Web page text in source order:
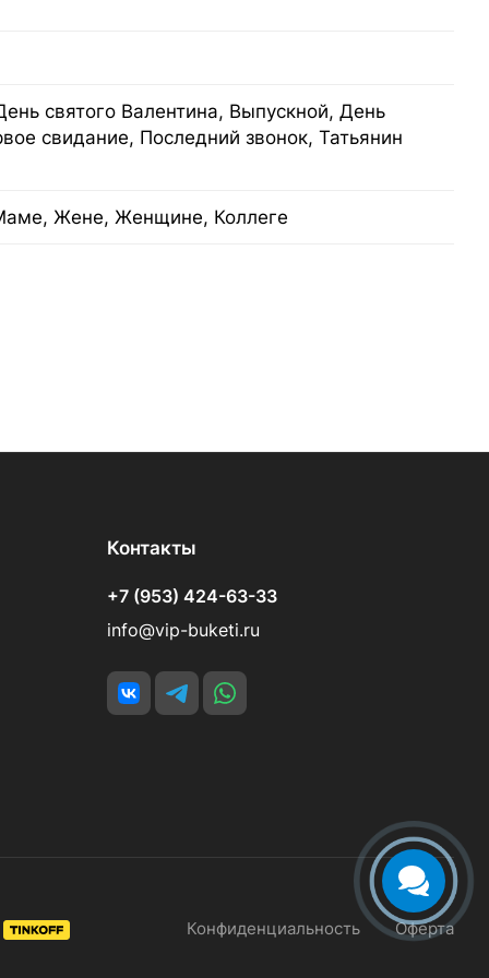
святого Валентина, Выпускной, День
свидание, Последний звонок, Татьянин
Жене, Женщине, Коллеге
Контакты
+7 (953) 424-63-33
info@vip-buketi.ru
Конфиденциальность Оферта